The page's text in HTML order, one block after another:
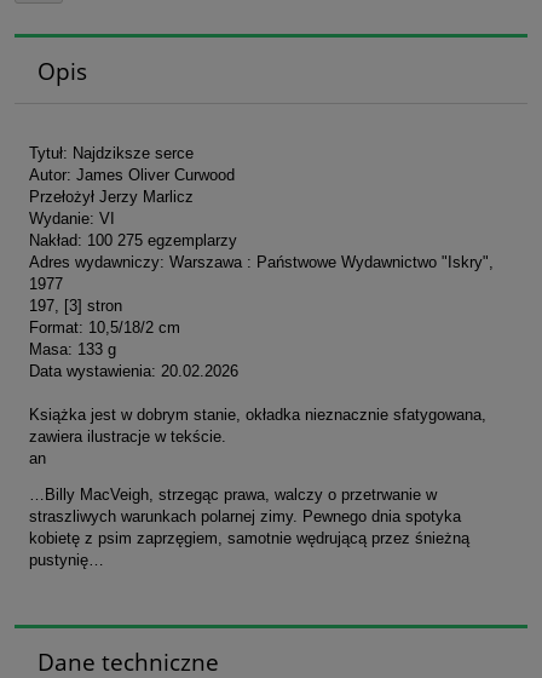
Opis
Tytuł: Najdziksze serce
Autor: James Oliver Curwood
Przełożył Jerzy Marlicz
Wydanie: VI
Nakład: 100 275 egzemplarzy
Adres wydawniczy: Warszawa : Państwowe Wydawnictwo "Iskry",
1977
197, [3] stron
Format: 10,5/18/2 cm
Masa: 133 g
Data wystawienia: 20.02.2026
Książka jest w dobrym stanie, okładka nieznacznie sfatygowana,
zawiera ilustracje w tekście.
an
…Billy MacVeigh, strzegąc prawa, walczy o przetrwanie w
straszliwych warunkach polarnej zimy. Pewnego dnia spotyka
kobietę z psim zaprzęgiem, samotnie wędrującą przez śnieżną
pustynię…
Dane techniczne